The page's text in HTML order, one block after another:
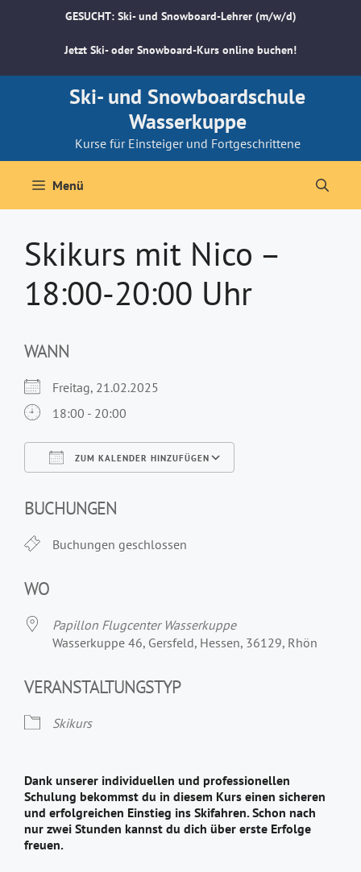
GESUCHT: Ski- und Snowboard-Lehrer (m/w/d)
Jetzt Ski- oder Snowboard-Kurs online buchen!
Ski- und Snowboardschule
Wasserkuppe
Kurse für Einsteiger und Fortgeschrittene
Menü
Skikurs mit Nico –
18:00-20:00 Uhr
WANN
Freitag, 21.02.2025
18:00 - 20:00
ZUM KALENDER HINZUFÜGEN
BUCHUNGEN
Buchungen geschlossen
WO
Papillon Flugcenter Wasserkuppe
Wasserkuppe 46, Gersfeld, Hessen, 36129, Rhön
VERANSTALTUNGSTYP
Skikurs
Dank unserer individuellen und professionellen
Schulung bekommst du in diesem Kurs einen sicheren
und erfolgreichen Einstieg ins Skifahren. Schon nach
nur zwei Stunden kannst du dich über erste Erfolge
freuen.